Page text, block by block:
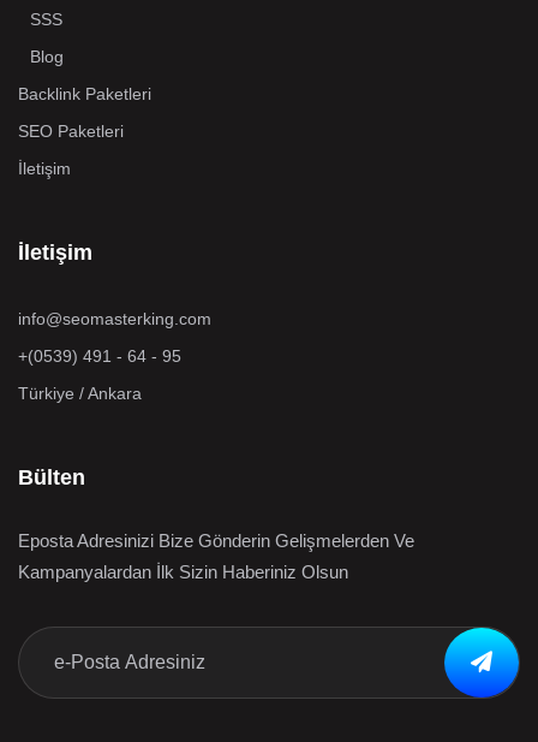
SSS
Blog
Backlink Paketleri
SEO Paketleri
İletişim
İletişim
info@seomasterking.com
+(0539) 491 - 64 - 95
Türkiye / Ankara
Bülten
Eposta Adresinizi Bize Gönderin Gelişmelerden Ve
Kampanyalardan İlk Sizin Haberiniz Olsun